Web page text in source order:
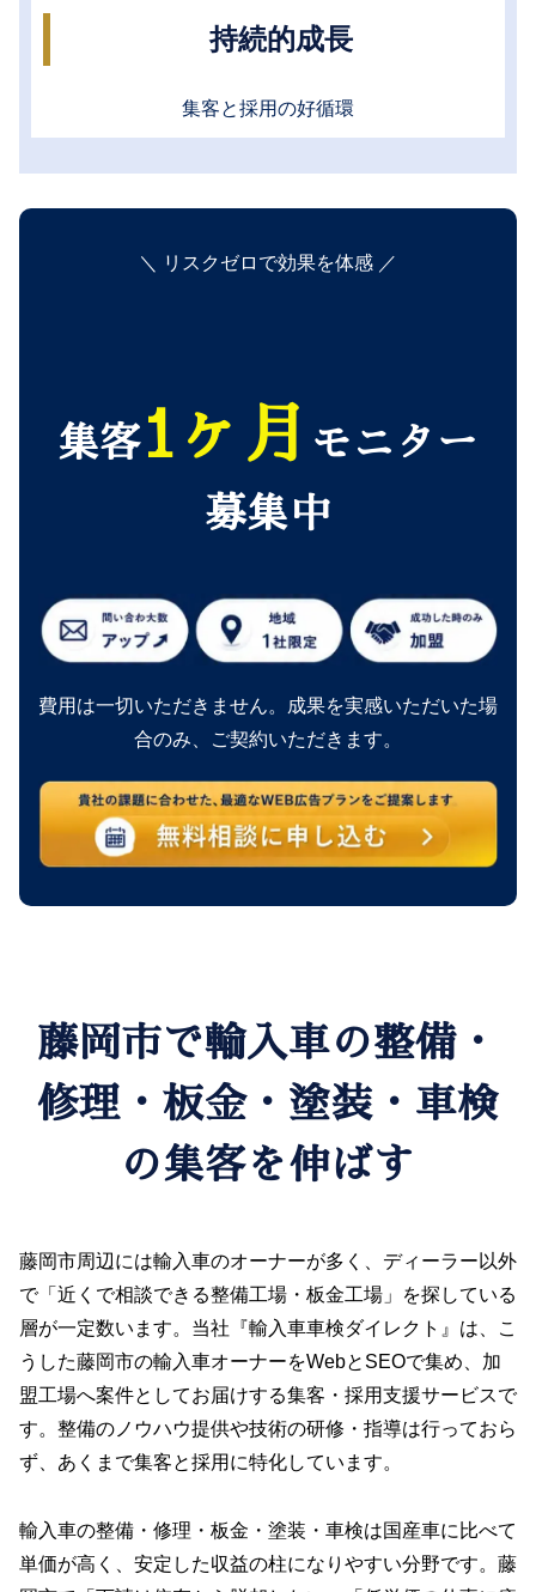
持続的成長
集客と採用の好循環
＼ リスクゼロで効果を体感 ／
集客1ヶ月
モニター
募集中
費用は一切いただきません。成果を実感いただいた場
合のみ、ご契約いただきます。
藤岡市で輸入車の整備・
修理・板金・塗装・車検
の集客を伸ばす
藤岡市周辺には輸入車のオーナーが多く、ディーラー以外
で「近くで相談できる整備工場・板金工場」を探している
層が一定数います。当社『輸入車車検ダイレクト』は、こ
うした藤岡市の輸入車オーナーをWebとSEOで集め、加
盟工場へ案件としてお届けする集客・採用支援サービスで
す。整備のノウハウ提供や技術の研修・指導は行っておら
ず、あくまで集客と採用に特化しています。
輸入車の整備・修理・板金・塗装・車検は国産車に比べて
単価が高く、安定した収益の柱になりやすい分野です。藤